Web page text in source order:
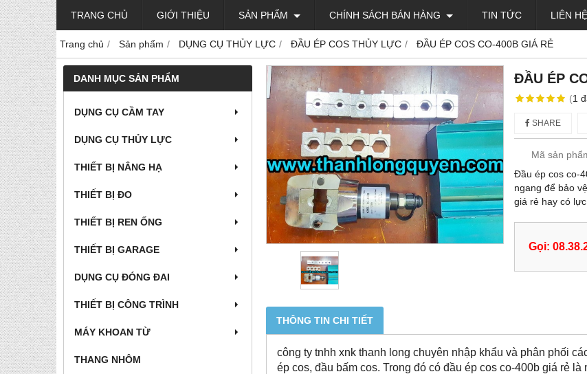
TRANG CHỦ GIỚI THIỆU SẢN PHẨM CHÍNH SÁCH BÁN HÀNG TIN TỨC LIÊN HỆ
Trang chủ Sản phẩm DỤNG CỤ THỦY LỰC ĐẦU ÉP COS THỦY LỰC ĐẦU ÉP COS CO-400B GIÁ RẺ
DANH MỤC SẢN PHẨM
DỤNG CỤ CẦM TAY
DỤNG CỤ THỦY LỰC
THIẾT BỊ NÂNG HẠ
THIẾT BỊ ĐO
THIẾT BỊ REN ỐNG
THIẾT BỊ GARAGE
DỤNG CỤ ĐÓNG ĐAI
THIẾT BỊ CÔNG TRÌNH
MÁY KHOAN TỪ
THANG NHÔM
ĐẦU ÉP
(1
SHARE
Mã sản
Đầu ép cos co-
ngang để bảo
giá rẻ hay có
Gọi:
THÔNG TIN CHI TIẾT
công ty tnhh xnk thanh long chuyên nhập khẩu và phân phối
ép cos, đầu bấm cos. Trong đó có đầu ép cos co-400b giá rẻ